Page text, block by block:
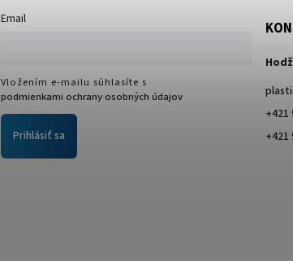
Email
Vložením e-mailu súhlasíte s
podmienkami ochrany osobných údajov
Prihlásiť sa
+421
+421